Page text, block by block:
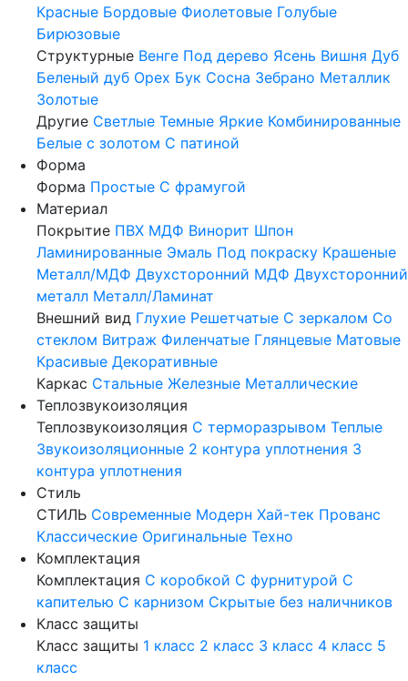
Красные Бордовые Фиолетовые Голубые
Бирюзовые
Структурные Венге Под дерево Ясень Вишня Дуб
Беленый дуб Орех Бук Сосна Зебрано Металлик
Золотые
Другие Светлые Темные Яркие Комбинированные
Белые с золотом С патиной
Форма
Форма Простые С фрамугой
Материал
Покрытие ПВХ МДФ Винорит Шпон
Ламинированные Эмаль Под покраску Крашеные
Металл/МДФ Двухсторонний МДФ Двухсторонний
металл Металл/Ламинат
Внешний вид Глухие Решетчатые С зеркалом Со
стеклом Витраж Филенчатые Глянцевые Матовые
Красивые Декоративные
Каркас Стальные Железные Металлические
Теплозвукоизоляция
Теплозвукоизоляция С терморазрывом Теплые
Звукоизоляционные 2 контура уплотнения 3
контура уплотнения
Стиль
СТИЛЬ Современные Модерн Хай-тек Прованс
Классические Оригинальные Техно
Комплектация
Комплектация С коробкой С фурнитурой С
капителью С карнизом Скрытые без наличников
Класс защиты
Класс защиты 1 класс 2 класс 3 класс 4 класс 5
класс